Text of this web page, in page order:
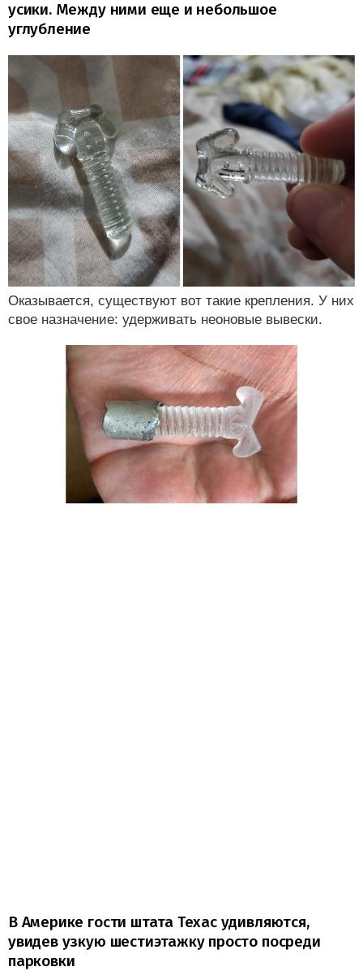
усики. Между ними еще и небольшое
углубление
Оказывается, существуют вот такие крепления. У них
свое назначение: удерживать неоновые вывески.
В Америке гости штата Техас удивляются,
увидев узкую шестиэтажку просто посреди
парковки